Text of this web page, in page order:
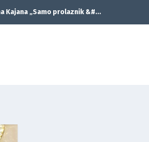
Kajana „Samo prolaznik &#...